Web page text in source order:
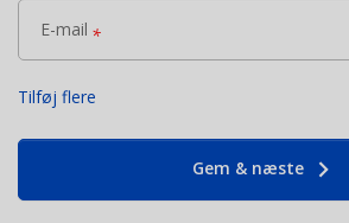
E-mail *
Tilføj flere
Gem & næste keyboard_arrow_right